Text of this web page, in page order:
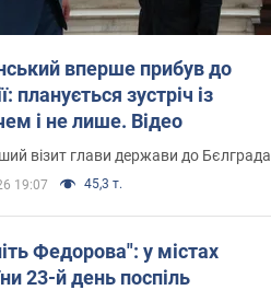
вперше прибув до
планується зустріч із
і не лише. Відео
візит глави держави до Бєлграда
19:07 45,3 т.
Федорова": у містах
23-й день поспіль